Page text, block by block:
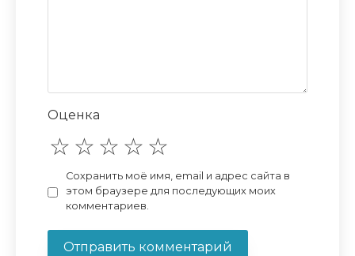
Оценка
Сохранить моё имя, email и адрес сайта в
этом браузере для последующих моих
комментариев.